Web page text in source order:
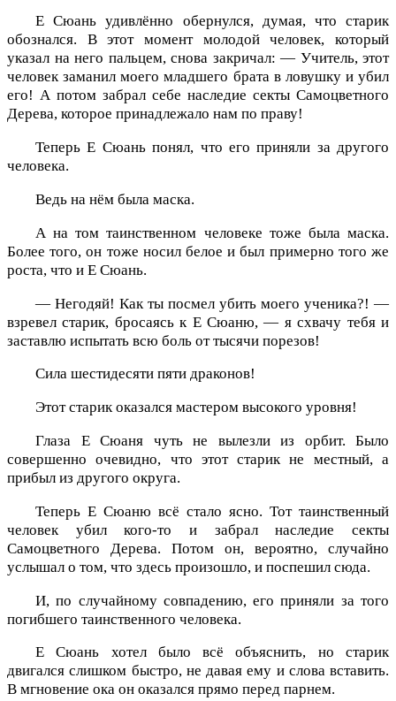
Е Сюань удивлённо обернулся, думая, что старик
обознался. В этот момент молодой человек, который
указал на него пальцем, снова закричал: — Учитель, этот
человек заманил моего младшего брата в ловушку и убил
его! А потом забрал себе наследие секты Самоцветного
Дерева, которое принадлежало нам по праву!
Теперь Е Сюань понял, что его приняли за другого
человека.
Ведь на нём была маска.
А на том таинственном человеке тоже была маска.
Более того, он тоже носил белое и был примерно того же
роста, что и Е Сюань.
— Негодяй! Как ты посмел убить моего ученика?! —
взревел старик, бросаясь к Е Сюаню, — я схвачу тебя и
заставлю испытать всю боль от тысячи порезов!
Сила шестидесяти пяти драконов!
Этот старик оказался мастером высокого уровня!
Глаза Е Сюаня чуть не вылезли из орбит. Было
совершенно очевидно, что этот старик не местный, а
прибыл из другого округа.
Теперь Е Сюаню всё стало ясно. Тот таинственный
человек убил кого-то и забрал наследие секты
Самоцветного Дерева. Потом он, вероятно, случайно
услышал о том, что здесь произошло, и поспешил сюда.
И, по случайному совпадению, его приняли за того
погибшего таинственного человека.
Е Сюань хотел было всё объяснить, но старик
двигался слишком быстро, не давая ему и слова вставить.
В мгновение ока он оказался прямо перед парнем.